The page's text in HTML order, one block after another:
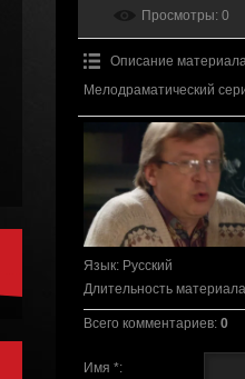
Просмотры: 0
Описание материала
Мелодраматический
Язык: Русский
Длительность материала
Всего комментариев: 0
Имя *: